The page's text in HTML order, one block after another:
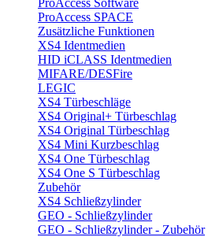
ProAccess SPACE
Zusätzliche Funktionen
XS4 Identmedien
HID iCLASS Identmedien
MIFARE/DESFire
LEGIC
XS4 Türbeschläge
XS4 Original+ Türbeschlag
XS4 Original Türbeschlag
XS4 Mini Kurzbeschlag
XS4 One Türbeschlag
XS4 One S Türbeschlag
Zubehör
XS4 Schließzylinder
GEO - Schließzylinder
GEO - Schließzylinder - Zubehör